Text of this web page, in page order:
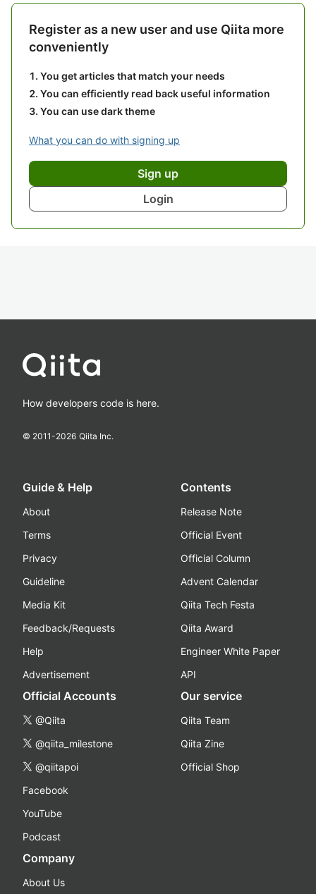
Register as a new user and use Qiita more
conveniently
You get articles that match your needs
You can efficiently read back useful information
You can use dark theme
What you can do with signing up
Sign up
Login
How developers code is here.
© 2011-2026 Qiita Inc.
Guide & Help
About
Terms
Privacy
Guideline
Media Kit
Feedback/Requests
Help
Advertisement
Contents
Release Note
Official Event
Official Column
Advent Calendar
Qiita Tech Festa
Qiita Award
Engineer White Paper
API
Official Accounts
@Qiita
@qiita_milestone
@qiitapoi
Facebook
YouTube
Podcast
Our service
Qiita Team
Qiita Zine
Official Shop
Company
About Us